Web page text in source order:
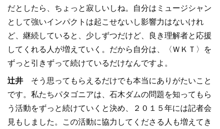
だとしたら、ちょっと寂しいしね。自分はミュージシャン
として強いインパクトは起こせないし影響力はないけれ
ど、継続していると、少しずつだけど、良き理解者と応援
してくれる人が増えていく。だから自分は、〈ＷＫＴ〉を
ずっと引きずって続けているだけなんですよ。
辻井 そう思ってもらえるだけでも本当にありがたいこと
です。私たちパタゴニアは、石木ダムの問題を知ってもら
う活動をずっと続けていくと決め、２０１５年には記者会
見もしました。この活動に協力してくださる人も増えてき